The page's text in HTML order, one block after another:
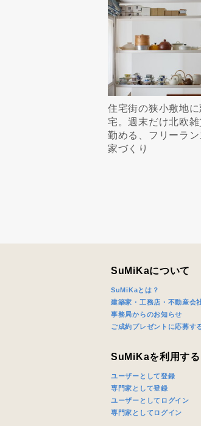
住宅街の狭小敷地
宅。週末だけ北欧
勤める、フリーラ
家づくり
SuMiKaについて
SuMiKaとは？
建築家・工務店・不動産会
事務局からのお知らせ
ご成約プレゼントに応募す
SuMiKaを利用する
ユーザーとして登録
専門家として登録
ユーザーとしてログイン
専門家としてログイン